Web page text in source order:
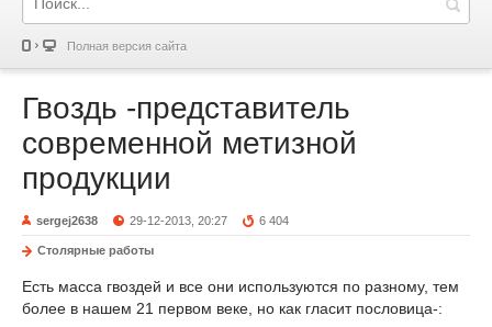
Полная версия сайта
Гвоздь -представитель
современной метизной
продукции
sergej2638 29-12-2013, 20:27 6 404
Столярные работы
Есть масса гвоздей и все они используются по разному, тем
более в нашем 21 первом веке, но как гласит пословица-: